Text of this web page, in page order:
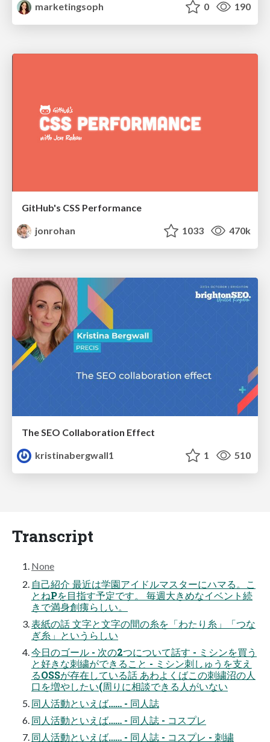
marketingsoph
0 190
GitHub's CSS Performance
jonrohan
1033 470k
The SEO Collaboration Effect
kristinabergwall1
1 510
Transcript
None
⾃⼰紹介 最近は学園アイドルマスターにハマる。こ
とねPを⽬指す予定です。 毎週⼤きめなイベント続
きで満⾝創痍らしい。
表紙の話 ⽂字と⽂字の間の⽷を「わたり⽷」「つな
ぎ⽷」というらしい
今⽇のゴール - 次の2つについて話す - ミシンを買う
と好きな刺繍ができること - ミシン刺しゅうを⽀え
るOSSが存在している話 あわよくばこの刺繍沼の⼈
⼝を増やしたい(周りに相談できる⼈がいない
同⼈活動といえば…… - 同⼈誌
同⼈活動といえば…… - 同⼈誌 - コスプレ
同⼈活動といえば…… - 同⼈誌 - コスプレ - 刺繍